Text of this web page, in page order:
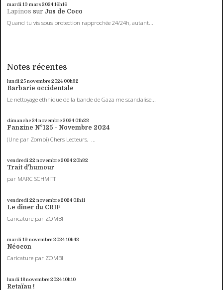
mardi 19 mars 202416h16
Lapinos sur Jus de Coco
Quand tu vis sous protection rapprochée 24/24h, autant...
Notes récentes
lundi 25novembre 2024 00h32
Barbarie occidentale
Le nettoyage ethnique de la bande de Gaza me scandalise...
dimanche 24novembre 2024 01h23
Fanzine N°125 - Novembre 2024
(Une par Zombi) Chers Lecteurs, ...
vendredi 22 novembre 202420h32
Trait d'humour
par MARC SCHMITT
vendredi 22 novembre 2024 01h11
Le dîner du CRIF
Caricature par ZOMBI
mardi 19 novembre 202410h43
Néocon
Caricature par ZOMBI
lundi 18novembre 202410h10
Retaïau !